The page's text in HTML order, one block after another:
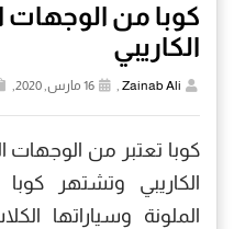
كوبا من الوجهات
الكاريبي
Zainab Ali
,
كوبا تعتبر من الوجهات
الكاريبي وتشتهر كوبا
الملونة وسياراتها